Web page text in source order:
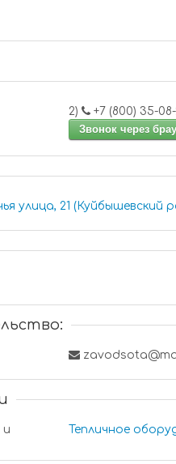
2)
+7 (800)
Звонок через
улица, 21 (Куйбышевский
и
Тепличное